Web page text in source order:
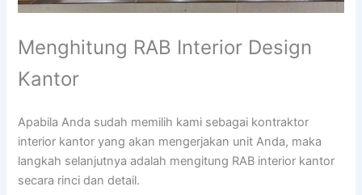
Menghitung RAB Interior Design
Kantor
Apabila Anda sudah memilih kami sebagai kontraktor
interior kantor yang akan mengerjakan unit Anda, maka
langkah selanjutnya adalah mengitung RAB interior kantor
secara rinci dan detail.